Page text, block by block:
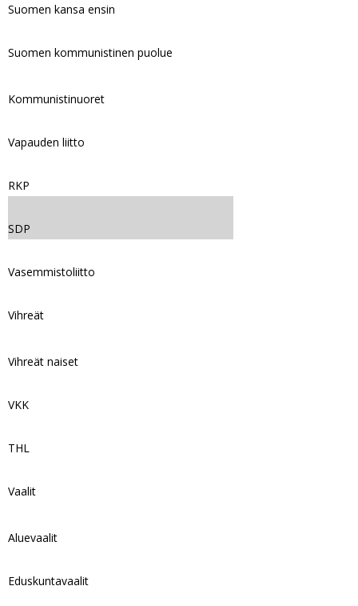
Suomen kansa ensin
Suomen kommunistinen puolue
Kommunistinuoret
Vapauden liitto
RKP
SDP
Vasemmistoliitto
Vihreät
Vihreät naiset
VKK
THL
Vaalit
Aluevaalit
Eduskuntavaalit